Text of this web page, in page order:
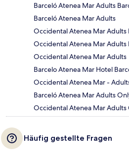
Barceló Atenea Mar Adults
Barceló Atenea Mar Adults
Occidental Atenea Mar Adults
Occidental Atenea Mar Adults
Occidental Atenea Mar Adults
Barcelo Atenea Mar Hotel
Occidental Atenea Mar -
Barceló Atenea Mar Adults
Occidental Atenea Mar Adults
Häufig gestellte Fragen